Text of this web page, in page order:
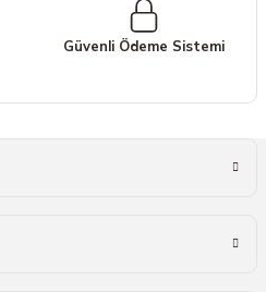
olmalı.
Güvenli Ödeme Sistemi